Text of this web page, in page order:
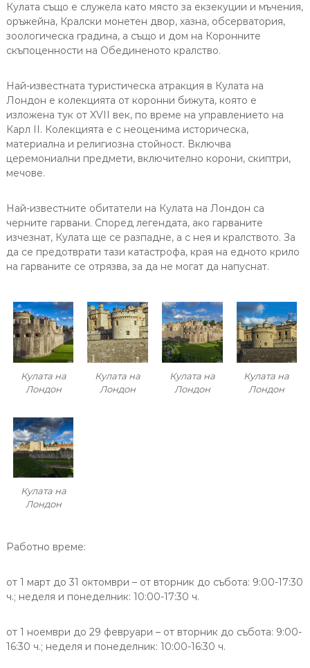
Кулата също е служела като място за екзекуции и мъчения,
оръжейна, Кралски монетен двор, хазна, обсерватория,
зоологическа градина, а също и дом на Коронните
скъпоценности на Обединеното кралство.
Най-известната туристическа атракция в Кулата на
Лондон е колекцията от коронни бижута, която е
изложена тук от XVII век, по време на управлението на
Карл II. Колекцията е с неоценима историческа,
материална и религиозна стойност. Включва
церемониални предмети, включително корони, скиптри,
мечове.
Най-известните обитатели на Кулата на Лондон са
черните гарвани. Според легендата, ако гарваните
изчезнат, Кулата ще се разпадне, а с нея и кралството. За
да се предотврати тази катастрофа, края на едното крило
на гарваните се отрязва, за да не могат да напуснат.
Кулата на
Лондон
Кулата на
Лондон
Кулата на
Лондон
Кулата на
Лондон
Кулата на
Лондон
Работно време:
от 1 март до 31 октомври – от вторник до събота: 9:00-17:30
ч.; неделя и понеделник: 10:00-17:30 ч.
от 1 ноември до 29 февруари – от вторник до събота: 9:00-
16:30 ч.; неделя и понеделник: 10:00-16:30 ч.